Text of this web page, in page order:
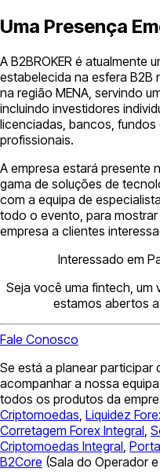
Uma Presença
A B2BROKER é atualmente
estabelecida na esfera B2B
na região MENA, servindo
incluindo investidores
licenciadas, bancos,
profissionais.
A empresa estará presente
gama de soluções de
com a equipa de
todo o evento, para
empresa a clientes
Interessado em
Seja você uma fintech,
estamos abertos
Fale Conosco
Se está a planear participar
acompanhar a nossa
todos os produtos da
Criptomoedas Liquidez
Corretagem Forex Integral
Criptomoedas Integral
B2Core (Sala do Operador